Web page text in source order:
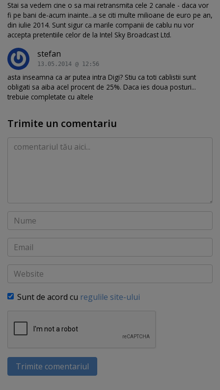
Stai sa vedem cine o sa mai retransmita cele 2 canale - daca vor
fi pe bani de-acum inainte...a se citi multe milioane de euro pe an,
din iulie 2014. Sunt sigur ca marile companii de cablu nu vor
accepta pretentiile celor de la Intel Sky Broadcast Ltd.
stefan
13.05.2014 @ 12:56
asta inseamna ca ar putea intra Digi? Stiu ca toti cablistii sunt
obligati sa aiba acel procent de 25%. Daca ies doua posturi...
trebuie completate cu altele
Trimite un comentariu
Comentariu
Nume
Email
Website
Sunt de acord cu regulile site-ului
Trimite comentariul